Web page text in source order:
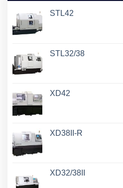
STL42
STL32/38
XD42
XD38II-R
XD32/38II